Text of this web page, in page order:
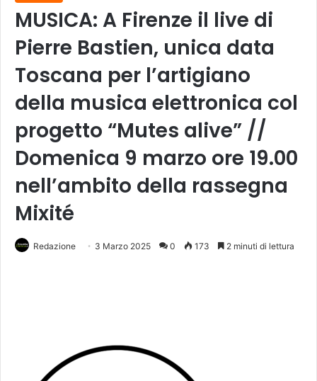
MUSICA: A Firenze il live di
Pierre Bastien, unica data
Toscana per l’artigiano
della musica elettronica col
progetto “Mutes alive” //
Domenica 9 marzo ore 19.00
nell’ambito della rassegna
Mixité
Redazione 3 Marzo 2025 0 173 2 minuti di lettura